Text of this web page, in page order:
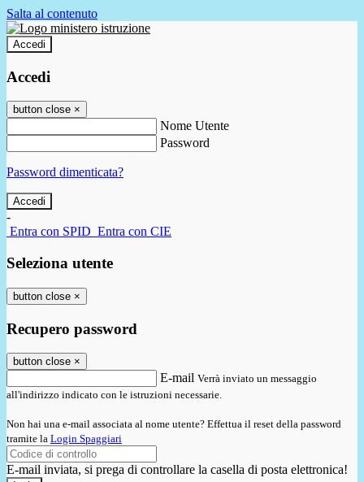
Salta al contenuto
Accedi
Accedi
button close ×
Nome Utente
Password
Password dimenticata?
-
Entra con SPID Entra con CIE
Seleziona utente
button close ×
Recupero password
button close ×
E-mail Verrà inviato un messaggio
all'indirizzo indicato con le istruzioni necessarie.
Non hai una e-mail associata al nome utente? Effettua il reset della password
tramite la Login Spaggiari
E-mail inviata, si prega di controllare la casella di posta elettronica!